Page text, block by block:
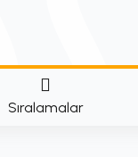
Sıralamalar